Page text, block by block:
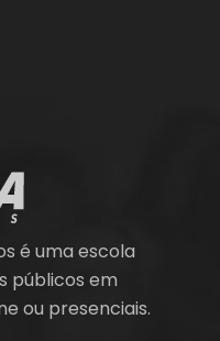
é uma escola
públicos em
ou presenciais.